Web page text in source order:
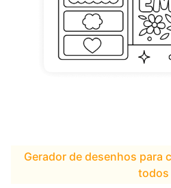
Gerador de desenhos para
todos